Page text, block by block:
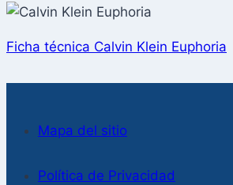
Ficha técnica Calvin Klein Euphoria
Mapa del sitio
Política de Privacidad